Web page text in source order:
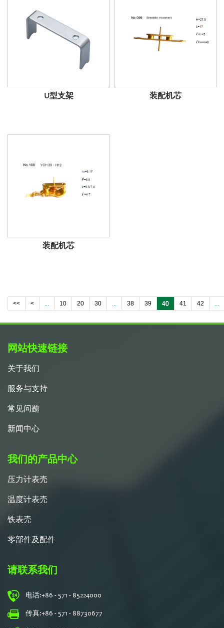
U型支架 装配机芯
装配机芯
<< < ... 10 20 30 ... 38 39 40 41 42 ...
网站快速链接
关于我们
服务与支持
常见问题
新闻中心
我们的产品中心
压力计表壳
温度计表壳
铁表壳
零部件及配件
请联系我们
电话:+86 - 571 - 85224000
传真:+86 - 571 - 88730677